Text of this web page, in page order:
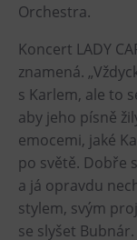
Prohlídky
Dolní
Hornické
Občerstvení
Bolt Café
Kavárna
L’Osteria
Orchestra.
Koncert LADY
znamená.
s Karlem, ale to
aby jeho písně
emocemi, jaké
po světě. Dobře
a já opravdu
stylem, svým
se slyšet Bubnár.